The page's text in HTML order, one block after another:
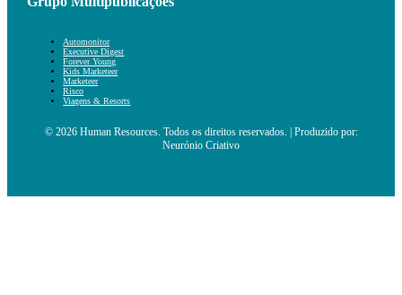
Automonitor
Executive Digest
Forever Young
Kids Marketeer
Marketeer
Risco
Viagens & Resorts
© 2026 Human Resources. Todos os direitos reservados. | Produzido por:
Neurónio Criativo